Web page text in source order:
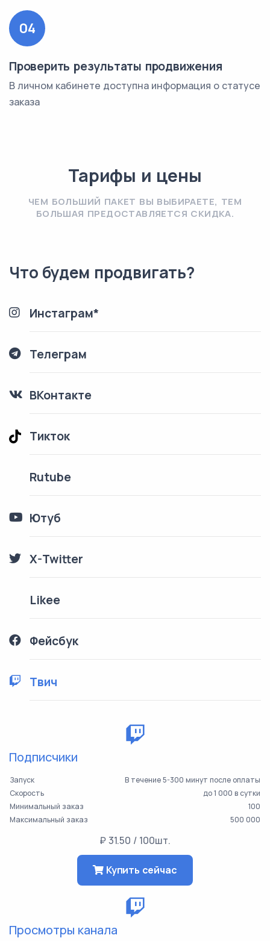
04
Проверить результаты продвижения
В личном кабинете доступна информация о статусе
заказа
Тарифы и цены
ЧЕМ БОЛЬШИЙ ПАКЕТ ВЫ ВЫБИРАЕТЕ, ТЕМ
БОЛЬШАЯ ПРЕДОСТАВЛЯЕТСЯ СКИДКА.
Что будем продвигать?
Инстаграм*
Телеграм
ВКонтакте
Тикток
Rutube
Ютуб
X-Twitter
Likee
Фейсбук
Твич
Подписчики
Запуск
В течение 5-300 минут после оплаты
Скорость
до 1 000 в сутки
Минимальный заказ
100
Максимальный заказ
500 000
₽ 31.50 / 100шт.
Купить сейчас
Просмотры канала